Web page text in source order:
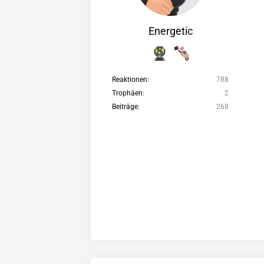
Energetic
Reaktionen
788
Trophäen
2
Beiträge
268